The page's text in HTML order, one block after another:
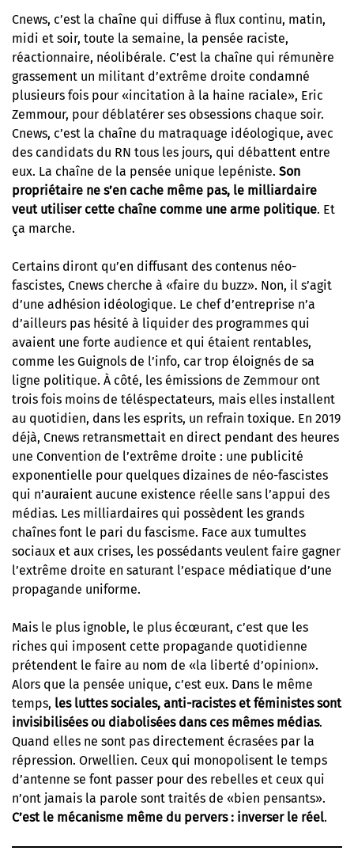
Cnews, c’est la chaîne qui diffuse à flux continu, matin,
midi et soir, toute la semaine, la pensée raciste,
réactionnaire, néolibérale. C’est la chaîne qui rémunère
grassement un militant d’extrême droite condamné
plusieurs fois pour «incitation à la haine raciale», Eric
Zemmour, pour déblatérer ses obsessions chaque soir.
Cnews, c’est la chaîne du matraquage idéologique, avec
des candidats du RN tous les jours, qui débattent entre
eux. La chaîne de la pensée unique lepéniste. Son
propriétaire ne s’en cache même pas, le milliardaire
veut utiliser cette chaîne comme une arme politique. Et
ça marche.
Certains diront qu’en diffusant des contenus néo-
fascistes, Cnews cherche à «faire du buzz». Non, il s’agit
d’une adhésion idéologique. Le chef d’entreprise n’a
d’ailleurs pas hésité à liquider des programmes qui
avaient une forte audience et qui étaient rentables,
comme les Guignols de l’info, car trop éloignés de sa
ligne politique. À côté, les émissions de Zemmour ont
trois fois moins de téléspectateurs, mais elles installent
au quotidien, dans les esprits, un refrain toxique. En 2019
déjà, Cnews retransmettait en direct pendant des heures
une Convention de l’extrême droite : une publicité
exponentielle pour quelques dizaines de néo-fascistes
qui n’auraient aucune existence réelle sans l’appui des
médias. Les milliardaires qui possèdent les grands
chaînes font le pari du fascisme. Face aux tumultes
sociaux et aux crises, les possédants veulent faire gagner
l’extrême droite en saturant l’espace médiatique d’une
propagande uniforme.
Mais le plus ignoble, le plus écœurant, c’est que les
riches qui imposent cette propagande quotidienne
prétendent le faire au nom de «la liberté d’opinion».
Alors que la pensée unique, c’est eux. Dans le même
temps, les luttes sociales, anti-racistes et féministes sont
invisibilisées ou diabolisées dans ces mêmes médias.
Quand elles ne sont pas directement écrasées par la
répression. Orwellien. Ceux qui monopolisent le temps
d’antenne se font passer pour des rebelles et ceux qui
n’ont jamais la parole sont traités de «bien pensants».
C’est le mécanisme même du pervers : inverser le réel.